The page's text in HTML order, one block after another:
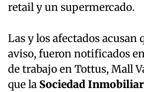
retail y un supermercado.
Las y los afectados acusan
aviso, fueron notificados
de trabajo en Tottus, Mall
que la Sociedad